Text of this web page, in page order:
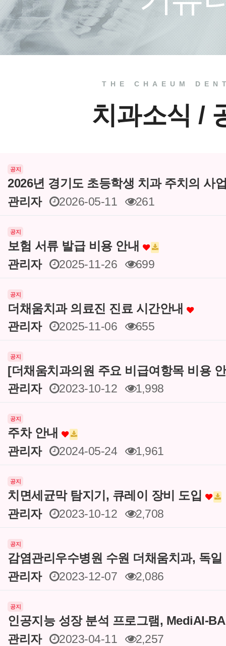
치료 전
THE CHAEUM
치과소식 /
공지
2026년 경기도 초등학생 치과 주치의 사
관리자
2026-05-11 261
공지
보험 서류 발급 비용 안내
관리자
2025-11-26 699
공지
더채움치과 의료진 진료 시간안내
관리자
2025-11-06 655
공지
[더채움치과의원 주요 비급여항목 비용
관리자
2023-10-12 1,998
공지
주차 안내
관리자
2024-05-24 1,961
공지
치면세균막 탐지기, 큐레이 장비 도입
관리자
2023-10-12 2,708
공지
감염관리우수병원 수원 더채움치과, 독
관리자
2023-12-07 2,086
공지
인공지능 성장 분석 프로그램, MediAI-
관리자
2023-04-11 2,257